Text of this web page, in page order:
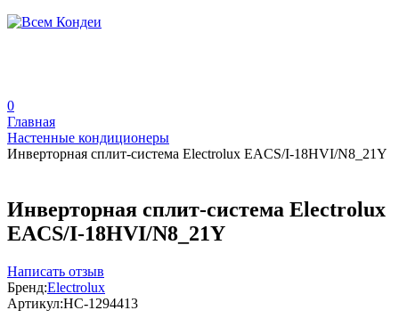
0
Главная
Настенные кондиционеры
Инверторная сплит-система Electrolux EACS/I-18HVI/N8_21Y
Инверторная сплит-система Electrolux
EACS/I-18HVI/N8_21Y
Написать отзыв
Бренд:Electrolux
Артикул:НС-1294413